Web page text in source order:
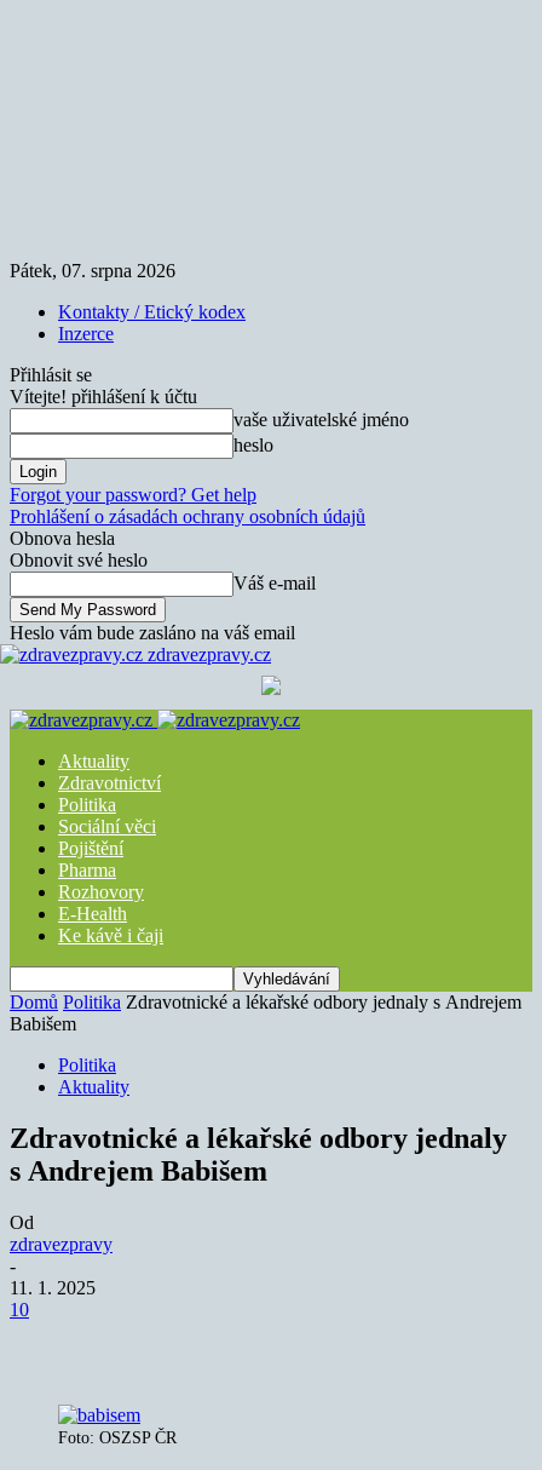
Pátek, 07. srpna 2026
Kontakty / Etický kodex
Inzerce
Přihlásit se
Vítejte! přihlášení k účtu
vaše uživatelské jméno
heslo
Forgot your password? Get help
Prohlášení o zásadách ochrany osobních údajů
Obnova hesla
Obnovit své heslo
Váš e-mail
Heslo vám bude zasláno na váš email
zdravezpravy.cz
Aktuality
Zdravotnictví
Politika
Sociální věci
Pojištění
Pharma
Rozhovory
E-Health
Ke kávě i čaji
Domů Politika Zdravotnické a lékařské odbory jednaly s Andrejem
Babišem
Politika
Aktuality
Zdravotnické a lékařské odbory jednaly
s Andrejem Babišem
Od
zdravezpravy
-
11. 1. 2025
10
Foto: OSZSP ČR